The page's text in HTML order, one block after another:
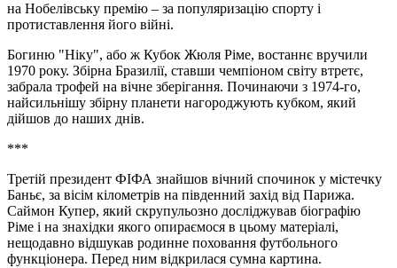
на Нобелівську премію – за популяризацію спорту і
протиставлення його війні.
Богиню "Ніку", або ж Кубок Жюля Ріме, востаннє вручили
1970 року. Збірна Бразилії, ставши чемпіоном світу втретє,
забрала трофей на вічне зберігання. Починаючи з 1974-го,
найсильнішу збірну планети нагороджують кубком, який
дійшов до наших днів.
***
Третій президент ФІФА знайшов вічний спочинок у містечку
Баньє, за вісім кілометрів на південний захід від Парижа.
Саймон Купер, який скрупульозно досліджував біографію
Ріме і на знахідки якого опираємося в цьому матеріалі,
нещодавно відшукав родинне поховання футбольного
функціонера. Перед ним відкрилася сумна картина.